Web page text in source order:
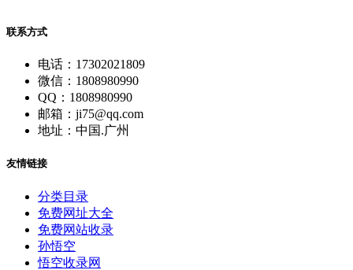
联系方式
电话：17302021809
微信：1808980990
QQ：1808980990
邮箱：ji75@qq.com
地址：中国.广州
友情链接
分类目录
免费网址大全
免费网站收录
孙悟空
悟空收录网